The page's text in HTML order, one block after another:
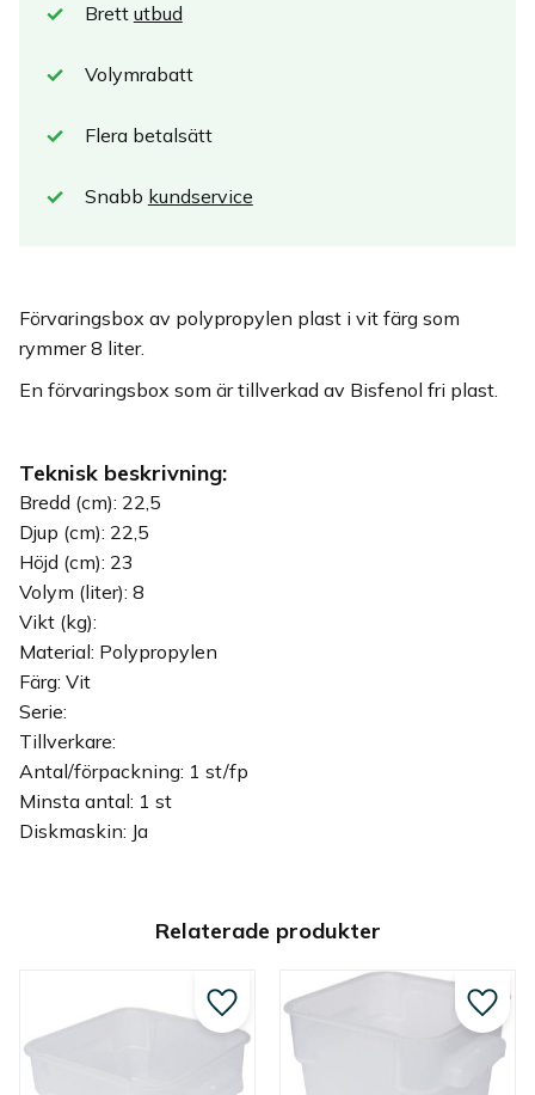
Brett utbud
Volymrabatt
Flera betalsätt
Snabb kundservice
Förvaringsbox av polypropylen plast i vit färg som
rymmer 8 liter.
En förvaringsbox som är tillverkad av Bisfenol fri plast.
Teknisk beskrivning:
Bredd (cm): 22,5
Djup (cm): 22,5
Höjd (cm): 23
Volym (liter): 8
Vikt (kg):
Material: Polypropylen
Färg: Vit
Serie:
Tillverkare:
Antal/förpackning: 1 st/fp
Minsta antal: 1 st
Diskmaskin: Ja
Relaterade produkter
Lägg till i favoriter Lägg